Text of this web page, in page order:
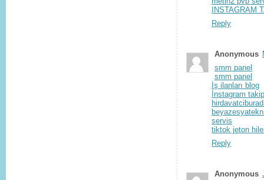
INSTAGRAM
Reply
Anonymous
smm panel
smm panel
İş ilanları blog
İnstagram
servis
tiktok jeton
Reply
Anonymous